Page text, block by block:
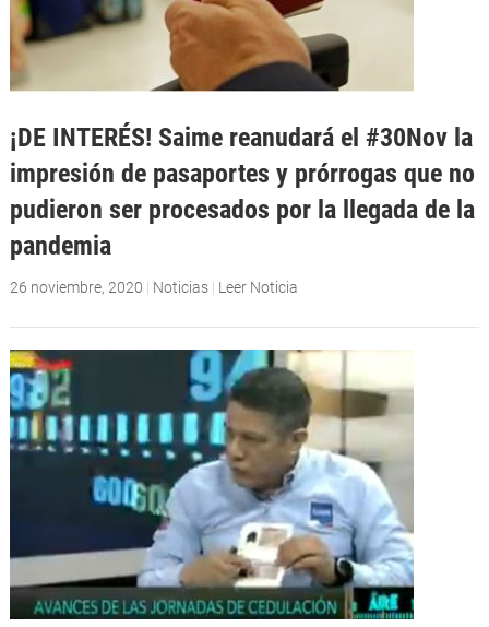
¡DE INTERÉS! Saime reanudará el #30Nov la
impresión de pasaportes y prórrogas que no
pudieron ser procesados por la llegada de la
pandemia
26 noviembre, 2020 | Noticias | Leer Noticia